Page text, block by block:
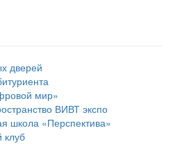
дверей
мир»
ВИВТ экспо
школа «Перспектива»
клуб